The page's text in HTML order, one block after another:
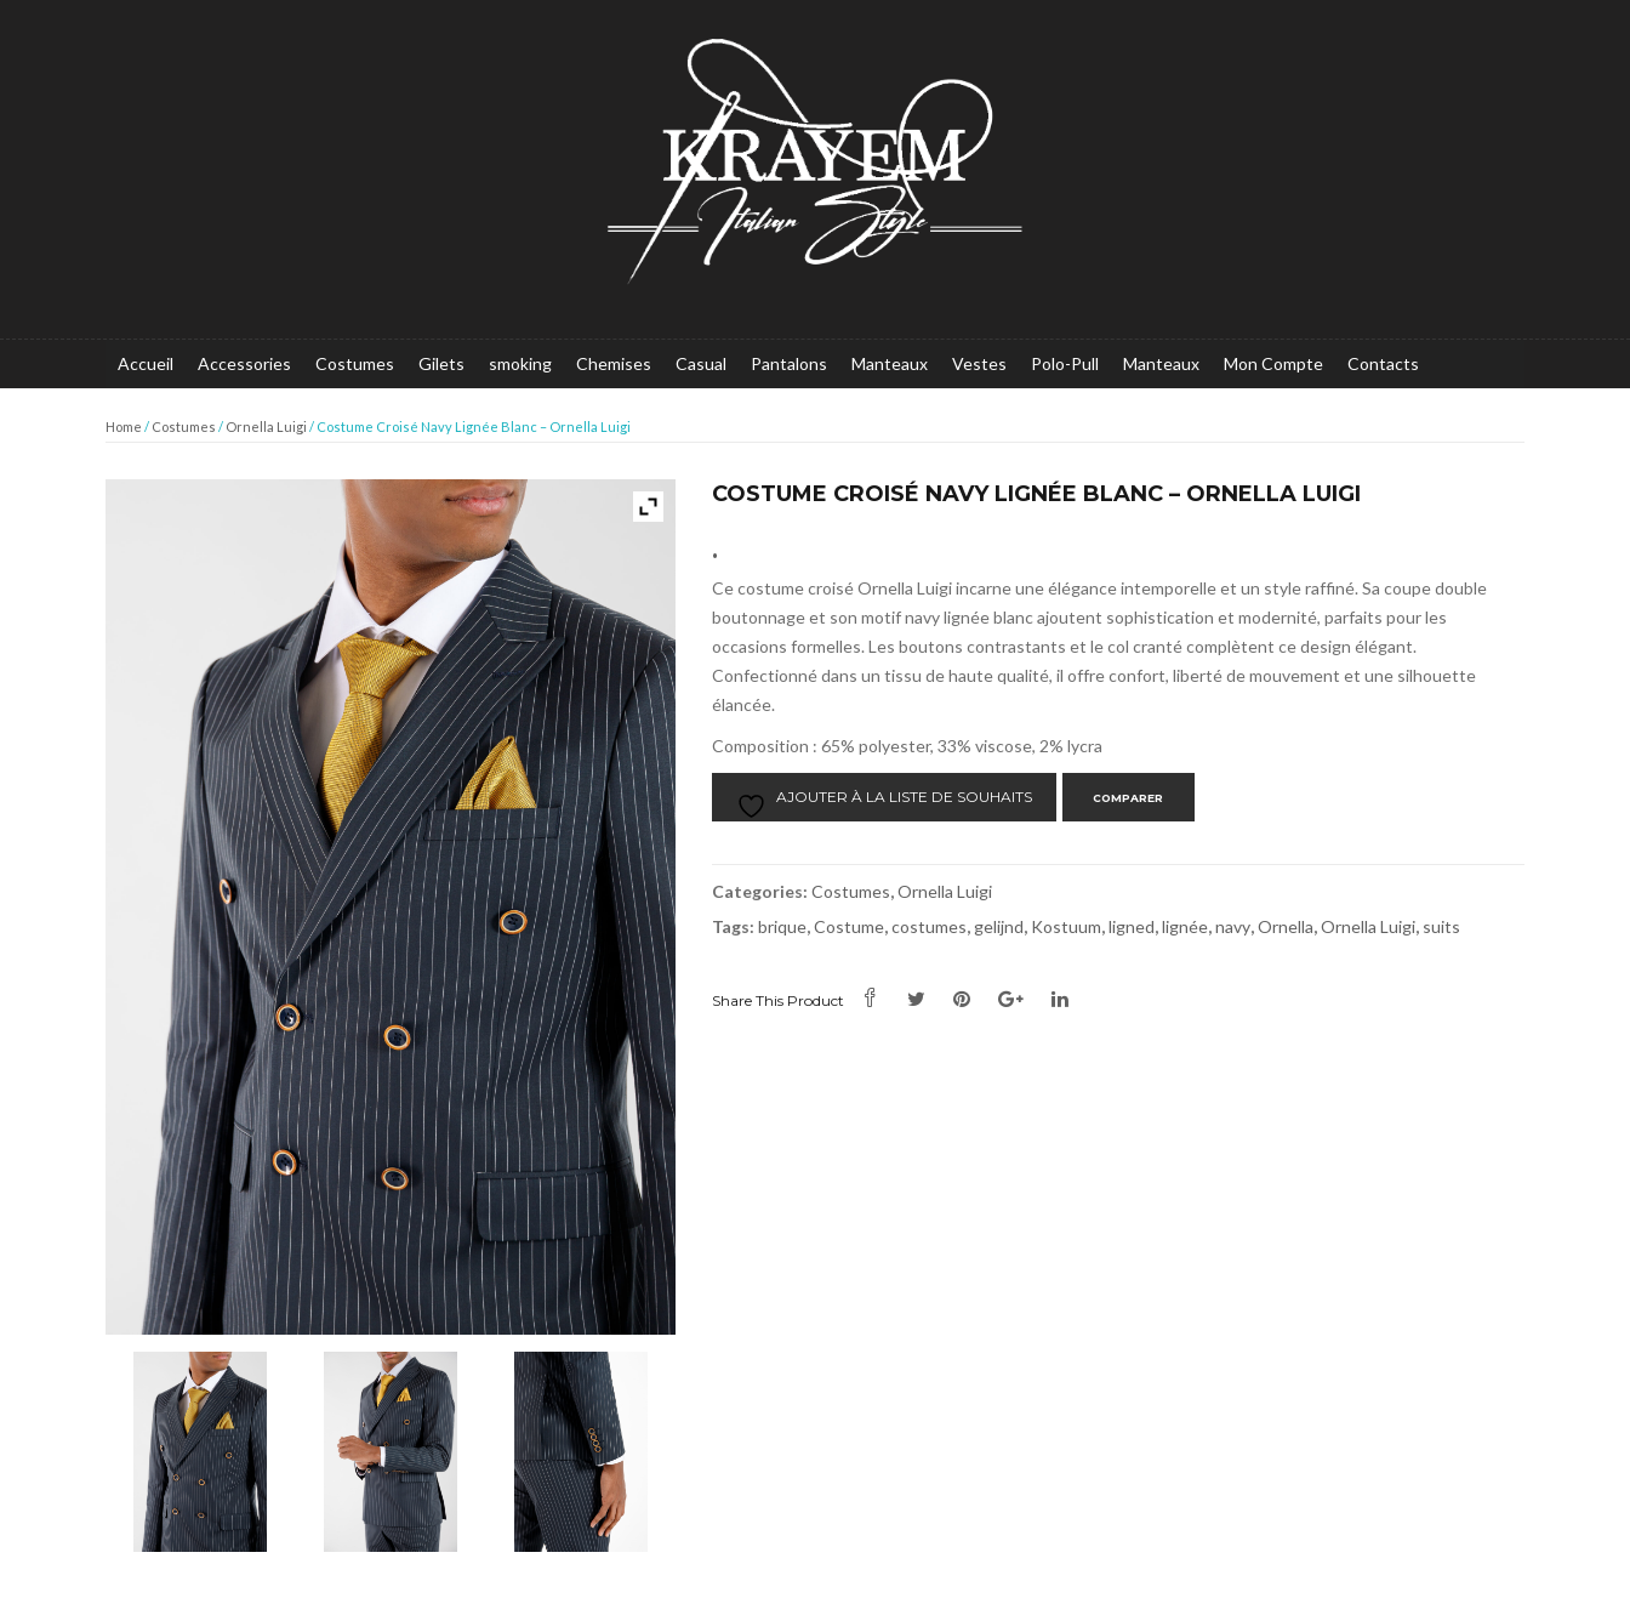
Accueil Accessories Costumes Gilets smoking Chemises Casual Pantalons Manteaux Vestes Polo-Pull Manteaux Mon Compte Contacts
Home / Costumes / Ornella Luigi / Costume Croisé Navy Lignée Blanc – Ornella Luigi
COSTUME CROISÉ NAVY LIGNÉE BLANC – ORNELLA LUIGI
.
Ce costume croisé Ornella Luigi incarne une élégance intemporelle et un style raffiné. Sa coupe double
boutonnage et son motif navy lignée blanc ajoutent sophistication et modernité, parfaits pour les
occasions formelles. Les boutons contrastants et le col cranté complètent ce design élégant.
Confectionné dans un tissu de haute qualité, il offre confort, liberté de mouvement et une silhouette
élancée.
Composition : 65% polyester, 33% viscose, 2% lycra
AJOUTER À LA LISTE DE SOUHAITS COMPARER
Categories: Costumes,Ornella Luigi
Tags: brique,Costume,costumes, gelijnd, Kostuum,ligned,lignée,navy,Ornella,Ornella Luigi, suits
Share This Product